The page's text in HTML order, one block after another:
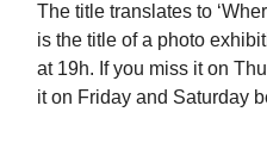
The title translates to
is the title of a photo
at 19h. If you miss it on
it on Friday and Saturday